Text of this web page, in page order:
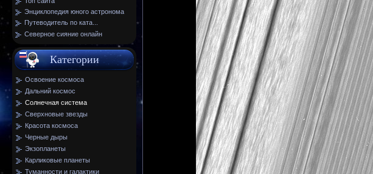
Энциклопедия юного астронома
Путеводитель по ката...
Северное сияние онлайн
Категории
Освоение космоса
Дальний космос
Солнечная система
Сверхновые звезды
Красота космоса
Черные дыры
Экзопланеты
Карликовые планеты
Туманности и галактики